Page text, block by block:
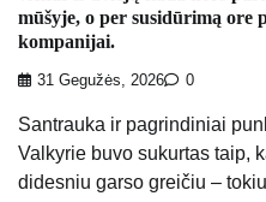
mūšyje, o per susidūrimą ore
kompanijai.
31 Gegužės, 2026 0
Santrauka ir pagrindiniai
Valkyrie buvo sukurtas taip,
didesniu garso greičiu –